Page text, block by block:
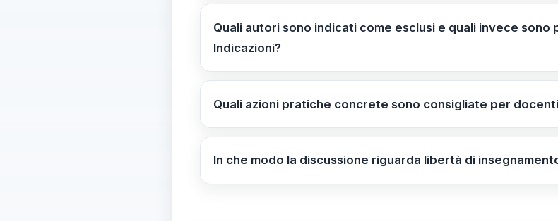
Quali autori sono indicati come esclusi e quali invece
Indicazioni?
Autori esclusi citati: Spinoza; Leibniz; Karl Marx. Autori
Quali azioni pratiche concrete sono consigliate per
Verificare le Indicazioni Nazionali e individuare autori
integrino Spinoza, Marx, Hobbes, Locke e Rousseau;
In che modo la discussione riguarda libertà di
La discussione evidenzia libertà di insegnamento e pluralità